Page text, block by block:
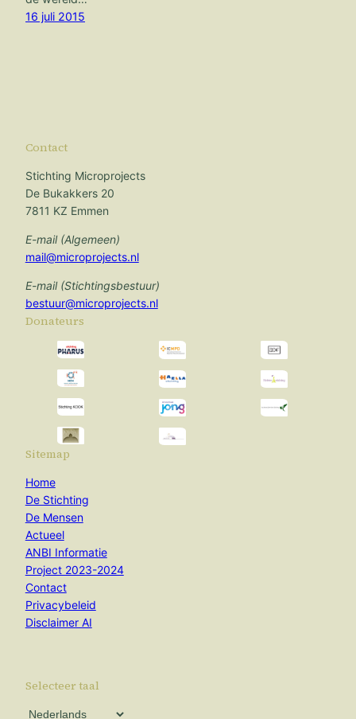
16 juli 2015
Contact
Stichting Microprojects
De Bukakkers 20
7811 KZ Emmen
E-mail (Algemeen)
mail@microprojects.nl
E-mail (Stichtingsbestuur)
bestuur@microprojects.nl
Donateurs
Sitemap
Home
De Stichting
De Mensen
Actueel
ANBI Informatie
Project 2023-2024
Contact
Privacybeleid
Disclaimer AI
Selecteer taal